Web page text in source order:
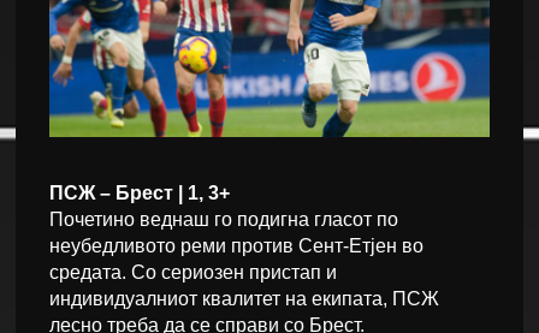
ПСЖ – Брест | 1, 3+
Почетино веднаш го подигна гласот по
неубедливото реми против Сент-Етјен во
средата. Со сериозен пристап и
индивидуалниот квалитет на екипата, ПСЖ
лесно треба да се справи со Брест.